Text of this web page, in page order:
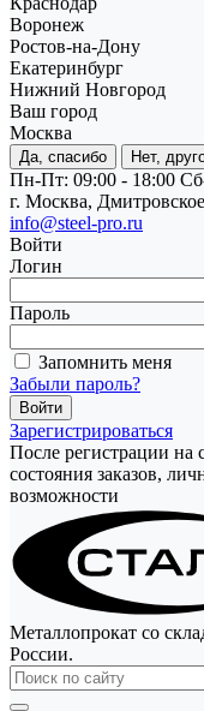
Воронеж
Ростов-на-Дону
Екатеринбург
Нижний Новгород
Ваш город
Москва
Да, спасибо Нет,
Пн-Пт: 09:00 - 18:00
г. Москва,
info@steel-pro.ru
Войти
Логин
Пароль
Запомнить меня
Забыли пароль?
Зарегистрироваться
После регистрации на
состояния заказов,
возможности
Металлопрокат со
России.